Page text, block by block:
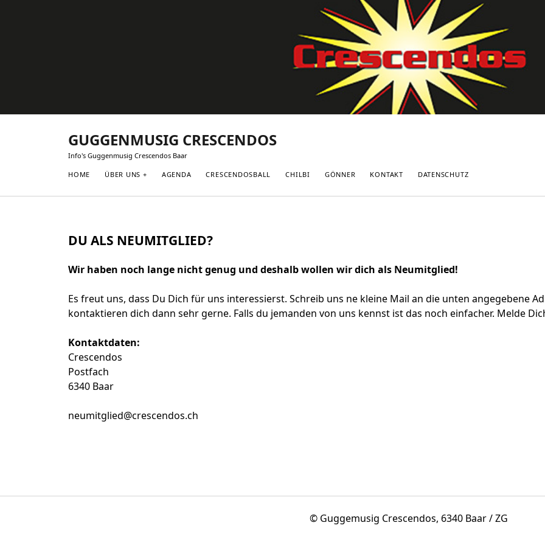
GUGGENMUSIG CRESCENDOS
Info's Guggenmusig Crescendos Baar
HOME ÜBER UNS AGENDA CRESCENDOSBALL CHILBI GÖNNER KONTAKT DATENSCHUTZ
DU ALS NEUMITGLIED?
Wir haben noch lange nicht genug und deshalb wollen wir dich als Neumitglied!
Es freut uns, dass Du Dich für uns interessierst. Schreib uns ne kleine Mail an die unten angegebene
kontaktieren dich dann sehr gerne. Falls du jemanden von uns kennst ist das noch einfacher. Melde
Kontaktdaten:
Crescendos
Postfach
6340 Baar
neumitglied@crescendos.ch
© Guggemusig Crescendos, 6340 Baar / ZG